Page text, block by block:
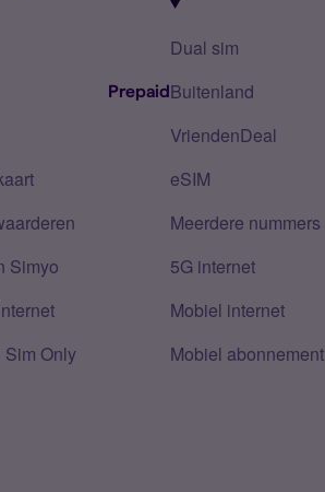
Prepaid
Simyo
Sim Only
Dual sim
Buitenland
VriendenDeal
eSIM
Meerdere nummers
5G internet
Mobiel internet
Mobiel abonnement